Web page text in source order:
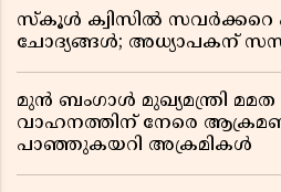
സ്കൂൾ ക്വിസിൽ സവർക്കറെ
ചോദ്യങ്ങൾ; അധ്യാപകന്
മുൻ ബംഗാൾ മുഖ്യമന്ത്രി
വാഹനത്തിന് നേരെ
പാഞ്ഞുകയറി അക്രമികൾ